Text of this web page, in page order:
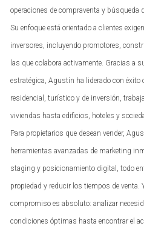
basada en la investigación del
tendencias demográficas y el
la infraestructura pública. En
vender su propiedad por
una plusvalía del 66%. Este
Caso Práctico 2:
El Poder del Timing y la
Cruz de Humilladero es otra
resurgimiento notable. María
compró un piso antiguo por
operaciones de compraventa y búsqueda
Su enfoque está orientado a clientes
inversores, incluyendo promotores,
las que colabora activamente. Gracias a
estratégica, Agustín ha liderado con éxito
residencial, turístico y de inversión,
viviendas hasta edificios, hoteles y
Para propietarios que desean vender,
herramientas avanzadas de marketing
staging y posicionamiento digital, todo
propiedad y reducir los tiempos de
compromiso es absoluto: analizar
condiciones óptimas hasta encontrar el